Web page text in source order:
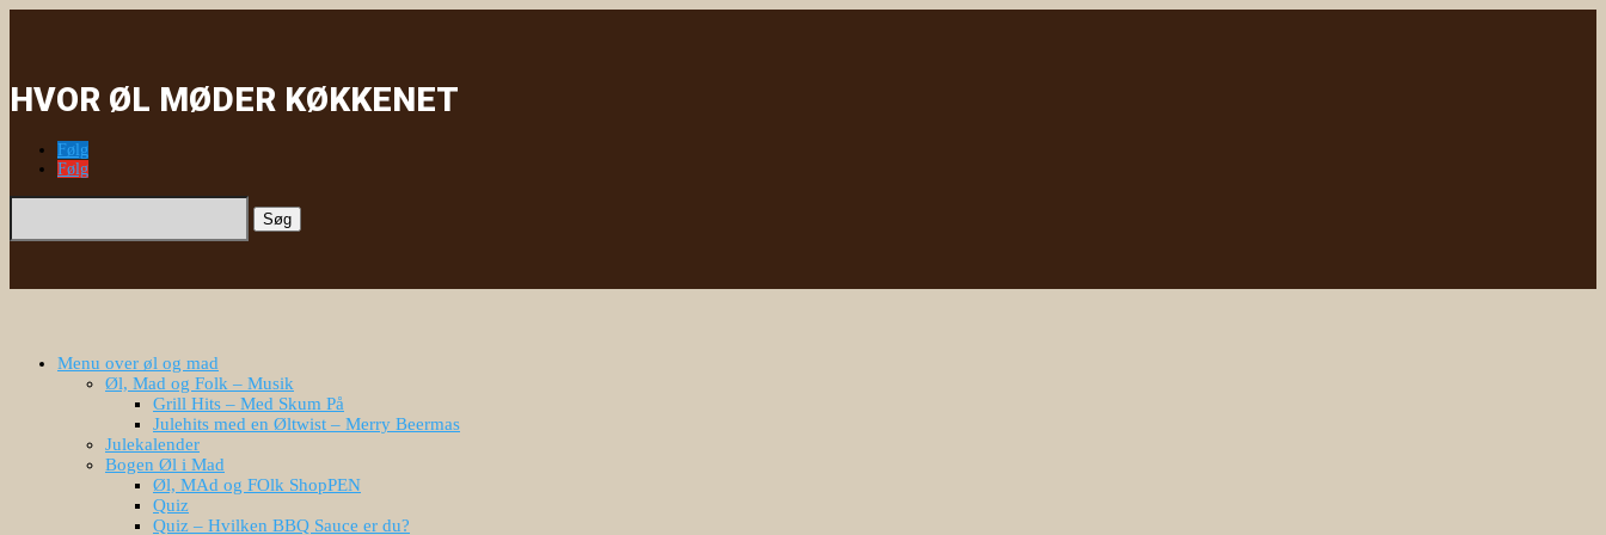
HVOR ØL MØDER KØKKENET
Følg
Følg
Søg
Menu over øl og mad
Øl, Mad og Folk – Musik
Grill Hits – Med Skum På
Julehits med en Øltwist – Merry Beermas
Julekalender
Bogen Øl i Mad
Øl, MAd og FOlk ShopPEN
Quiz
Quiz – Hvilken BBQ Sauce er du?